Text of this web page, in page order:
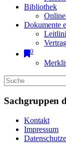
Bibliothek
Dokumente
0
Sachgruppen
Kontakt
Impressum